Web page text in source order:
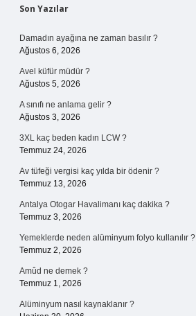
Sidebar
Son Yazılar
Damadın ayağına ne zaman basılır ?
Ağustos 6, 2026
Avel küfür müdür ?
Ağustos 5, 2026
A sınıfı ne anlama gelir ?
Ağustos 3, 2026
3XL kaç beden kadın LCW ?
Temmuz 24, 2026
Av tüfeği vergisi kaç yılda bir ödenir ?
Temmuz 13, 2026
Antalya Otogar Havalimanı kaç dakika ?
Temmuz 3, 2026
Yemeklerde neden alüminyum folyo kullanılır ?
Temmuz 2, 2026
Amûd ne demek ?
Temmuz 1, 2026
Alüminyum nasıl kaynaklanır ?